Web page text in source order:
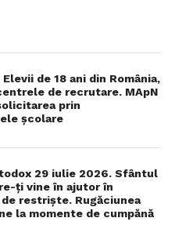
– for
growth,” Burduja
urgency for the
their
EU’s eastern border,
its energy
the minister
Elevii de 18 ani din România,
de recrutare. MApN
prin
şcolare
29 iulie 2026. Sfântul
ţi vine în ajutor în
restrişte. Rugăciunea
la momente de cumpănă